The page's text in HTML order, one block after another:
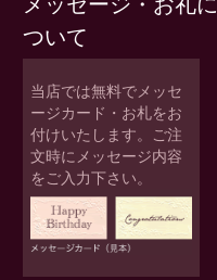
ついて
当店では無料でメッセ
ージカード・お札をお
付けいたします。ご注
文時にメッセージ内容
をご入力下さい。